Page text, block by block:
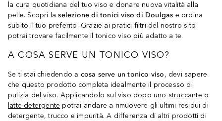
la cura quotidiana del tuo viso e donare nuova vitalità alla
pelle. Scopri laselezione di tonici viso di Doulgas e ordina
subito il tuo preferito. Grazie ai pratici filtri del nostro sito
potrai trovare facilmente il tonico viso più adatto a te.
A COSA SERVE UN TONICO VISO?
Se ti stai chiedendoa cosa serve un tonico viso, devi sapere
che questo prodotto completa idealmente il processo di
pulizia del viso. Applicandolo sul viso dopo uno struccante o
latte detergente potrai andare a rimuovere gli ultimi residui di
detergente, trucco e impurità. A differenza di altri prodotti di